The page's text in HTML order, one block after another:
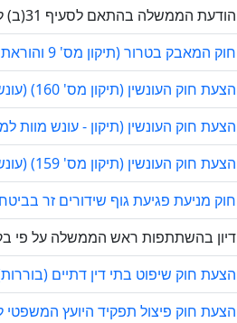
הודעת הממשלה בהתאם לסעיף 31(ב) לחוק-יסוד: הממשלה ל...
חוק המאבק בטרור (תיקון מס' 9 והוראת שעה) (תיקון), ...
הצעת חוק העונשין (תיקון מס' 160) (עונש מוות למחבלי...
הצעת חוק העונשין (תיקון - עונש מוות
הצעת חוק העונשין (תיקון מס' 159) (עונש מוות למחבלי...
חוק מניעת פגיעת גוף שידורים זר
דיון בהשתתפות ראש הממשלה על פי בקשתם של
הצעת חוק שיפוט בתי דין דתיים
הצעת חוק פיצול תפקיד היועץ המשפטי